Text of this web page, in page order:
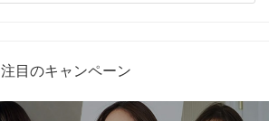
注目のキャンペーン